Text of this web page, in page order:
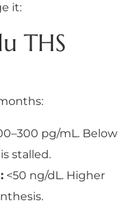
it:
THS
pg/mL. Below
stalled.
<50 ng/dL. Higher